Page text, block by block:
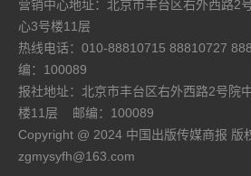
2026-08-07 14:28:36
王旭烽携新作《孤山不孤 断桥
博主
2026-08-07 14:26:28
纪念“童话大师”孙幼军逝世十
小房子》阅读分享会在沈阳举
2026-08-07 13:28:15
钟书阁·北京中关村东升科技园
营销中心地址：北京市丰台区右外西路2
心3号楼11层
热线电话：010-88810715 88810727
编：100089
报社地址：北京市丰台区右外西路2号院
楼11层
邮编：100089
Copyright @ 2024 中国出版传媒商报 版
zgmysyfh@163.com